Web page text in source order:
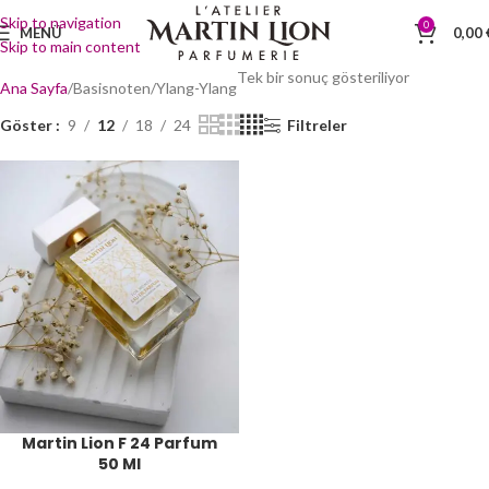
Skip to navigation
Skip to main content
MENÜ 0 0,00
Ana Sayfa Basisnoten Ylang-Ylang
Tek bir sonuç gösteriliyor
Göster 9 12 18 24 Filtreler
Martin Lion F 24 Parfum
50 Ml